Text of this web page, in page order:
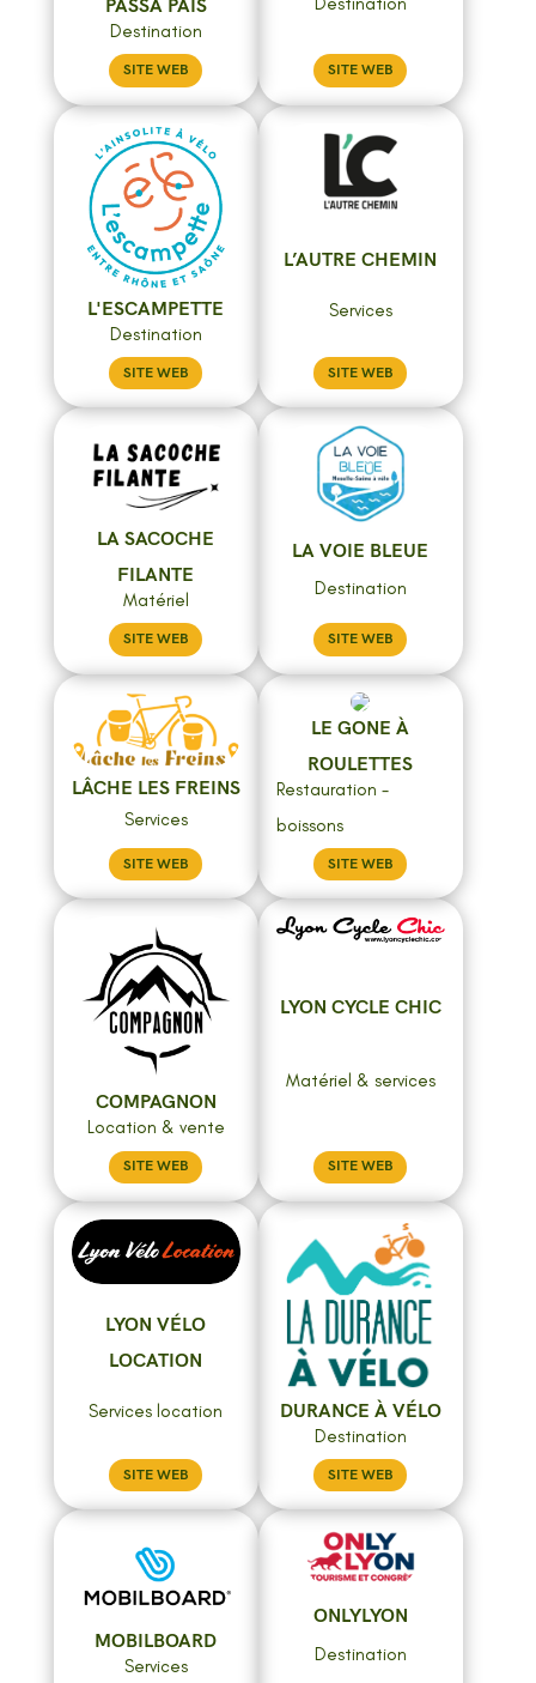
PASSA PAÏS
Destination
SITE WEB SITE WEB
L'ESCAMPETTE
Destination
SITE WEB
L’AUTRE CHEMIN
Services
SITE WEB
LA SACOCHE
FILANTE
Matériel
SITE WEB
LA VOIE BLEUE
Destination
SITE WEB
LÂCHE LES FREINS
Services
SITE WEB
LE GONE À
ROULETTES
Restauration -
boissons
SITE WEB
COMPAGNON
Location & vente
SITE WEB
LYON CYCLE CHIC
Matériel & services
SITE WEB
LYON VÉLO
LOCATION
Services location
SITE WEB
DURANCE À VÉLO
Destination
SITE WEB
MOBILBOARD
Services
ONLYLYON
Destination